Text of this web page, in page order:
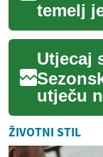
temelj
i
utječu
uvoza
ŽIVOTNI STIL